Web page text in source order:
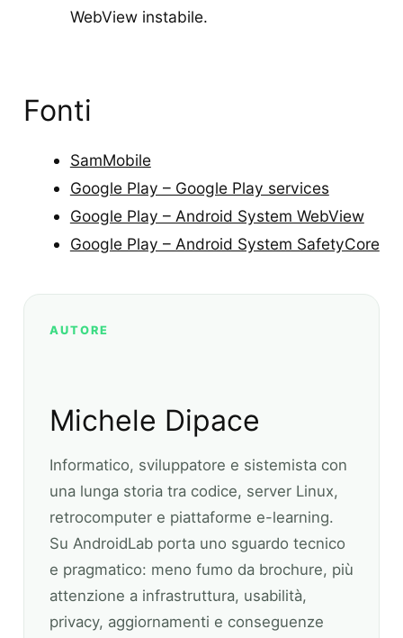
WebView instabile.
Fonti
SamMobile
Google Play – Google Play services
Google Play – Android System WebView
Google Play – Android System SafetyCore
AUTORE
Michele Dipace
Informatico, sviluppatore e sistemista con
una lunga storia tra codice, server Linux,
retrocomputer e piattaforme e-learning.
Su AndroidLab porta uno sguardo tecnico
e pragmatico: meno fumo da brochure, più
attenzione a infrastruttura, usabilità,
privacy, aggiornamenti e conseguenze